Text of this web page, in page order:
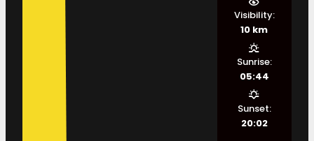
Visibility:
10 km
Sunrise:
05:44
Sunset:
20:02